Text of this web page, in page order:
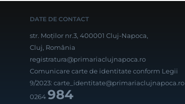
DATE DE CONTACT
str. Moților nr.3, 400001 Cluj-Napoca,
Cluj, România
registratura@primariaclujnapoca.ro
Comunicare carte de identitate conform Legii
9/2023: carte_identitate@primariaclujnapoca.ro
0264984